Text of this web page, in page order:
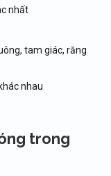
nhất
tam giác, răng
nhau
trong